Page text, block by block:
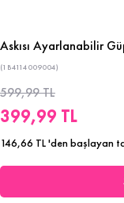
Askısı Ayarlanabilir
(1B4114009004)
599,99 TL
399,99 TL
146,66 TL'den başlayan